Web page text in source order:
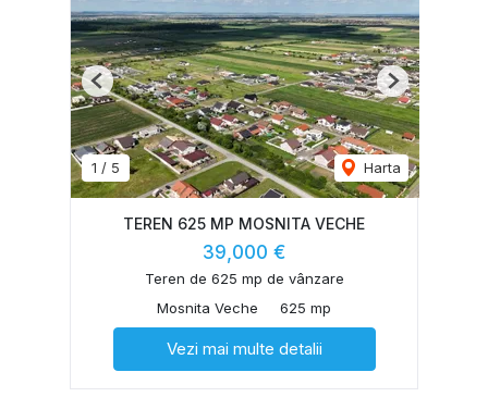
1 / 5 Harta
Previous Next
TEREN 625 MP MOSNITA VECHE
39,000 €
Teren de 625 mp de vânzare
Mosnita Veche
625 mp
Vezi mai multe detalii